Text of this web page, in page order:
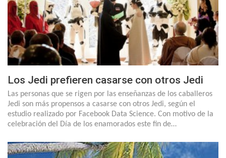
Los Jedi prefieren casarse con otros Jedi
Las personas que se rigen por las enseñanzas de los caballeros
Jedi son más propensos a casarse con otros Jedi, según el
estudio realizado por Facebook Data Science. Con motivo de la
celebración del Día de los enamorados este fin de…